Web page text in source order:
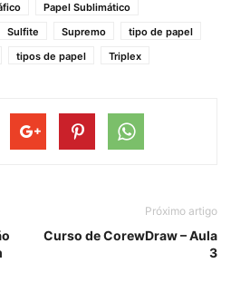
Papel Sublimático
Sulfite Supremo
tipo de papel
tipos de papel Triplex
Próximo artigo
Curso de CorewDraw – Aula
3